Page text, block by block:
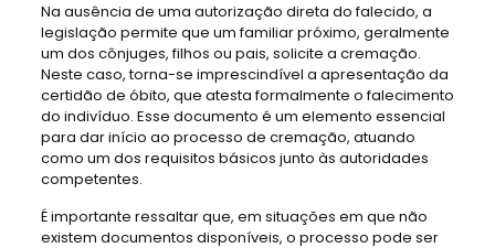
Na ausência de uma autorização direta do falecido, a
legislação permite que um familiar próximo, geralmente
um dos cônjuges, filhos ou pais, solicite a cremação.
Neste caso, torna-se imprescindível a apresentação da
certidão de óbito, que atesta formalmente o falecimento
do indivíduo. Esse documento é um elemento essencial
para dar início ao processo de cremação, atuando
como um dos requisitos básicos junto às autoridades
competentes.
É importante ressaltar que, em situações em que não
existem documentos disponíveis, o processo pode ser